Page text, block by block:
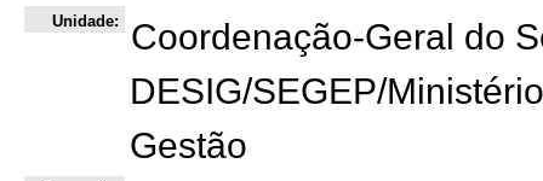
Unidade:
Coordenação-Geral do
DESIG/SEGEP/
Gestão